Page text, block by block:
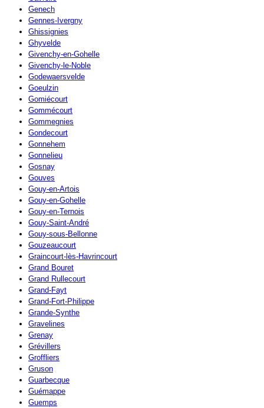
Genech
Gennes-Ivergny
Ghissignies
Ghyvelde
Givenchy-en-Gohelle
Givenchy-le-Noble
Godewaersvelde
Goeulzin
Gomiécourt
Gommécourt
Gommegnies
Gondecourt
Gonnehem
Gonnelieu
Gosnay
Gouves
Gouy-en-Artois
Gouy-en-Gohelle
Gouy-en-Ternois
Gouy-Saint-André
Gouy-sous-Bellonne
Gouzeaucourt
Graincourt-lès-Havrincourt
Grand Bouret
Grand Rullecourt
Grand-Fayt
Grand-Fort-Philippe
Grande-Synthe
Gravelines
Grenay
Grévillers
Groffliers
Gruson
Guarbecque
Guémappe
Guemps